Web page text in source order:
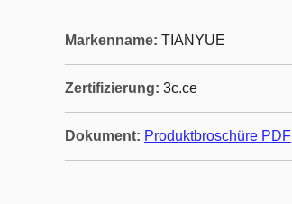
Markenname: TIANYUE
Zertifizierung: 3c.ce
Dokument: Produktbroschüre PDF